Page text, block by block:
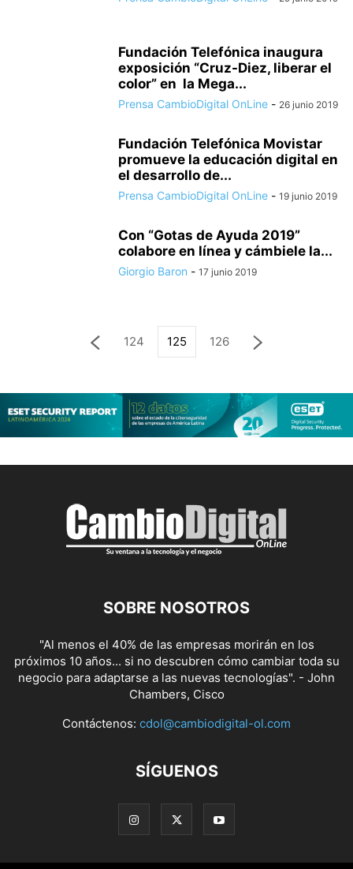
Fundación Telefónica inaugura
exposición “Cruz-Diez, liberar el
color” en la Mega...
Prensa CambioDigital OnLine - 26 junio 2019
Fundación Telefónica Movistar
promueve la educación digital en
el desarrollo de...
Prensa CambioDigital OnLine - 19 junio 2019
Con “Gotas de Ayuda 2019”
colabore en línea y cámbiele la...
Giorgio Baron - 17 junio 2019
124 125 126
SOBRE NOSOTROS
"Al menos el 40% de las empresas morirán en los
próximos 10 años... si no descubren cómo cambiar toda su
negocio para adaptarse a las nuevas tecnologías". - John
Chambers, Cisco
Contáctenos: cdol@cambiodigital-ol.com
SÍGUENOS